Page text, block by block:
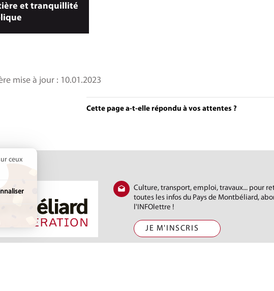
et tranquillité
mise à jour : 10.01.2023
Cette page a-t-elle répondu à vos attentes ?
Culture, transport, emploi, travaux... pour
toutes les infos du Pays de Montbéliard,
l'INFOlettre !
JE M'INSCRIS
ceux